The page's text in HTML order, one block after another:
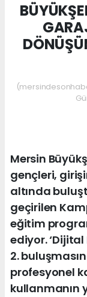
Mersin
gençleri,
altında
geçirilen
eğitim
ediyor.
2.
profesyonel
kullanmanın